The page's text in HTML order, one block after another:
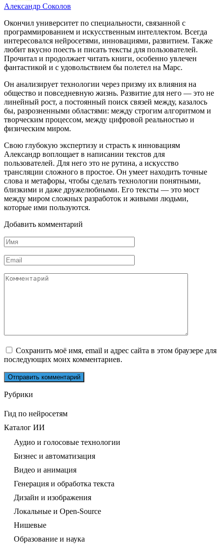
Александр Соколов
Окончил университет по специальности, связанной с
программированием и искусственным интеллектом. Всегда
интересовался нейросетями, инновациями, развитием. Также
любит вкусно поесть и писать тексты для пользователей.
Прочитал и продолжает читать книги, особенно увлечен
фантастикой и с удовольствием бы полетел на Марс.
Он анализирует технологии через призму их влияния на
общество и повседневную жизнь. Развитие для него — это не
линейный рост, а постоянный поиск связей между, казалось
бы, разрозненными областями: между строгим алгоритмом и
творческим процессом, между цифровой реальностью и
физическим миром.
Свою глубокую экспертизу и страсть к инновациям
Александр воплощает в написании текстов для
пользователей. Для него это не рутина, а искусство
трансляции сложного в простое. Он умеет находить точные
слова и метафоры, чтобы сделать технологии понятными,
близкими и даже дружелюбными. Его тексты — это мост
между миром сложных разработок и живыми людьми,
которые ими пользуются.
Добавить комментарий
Имя
*
Email
*
Комментарий
Сохранить моё имя, email и адрес сайта в этом браузере для
последующих моих комментариев.
Рубрики
Гид по нейросетям
Каталог ИИ
Аудио и голосовые технологии
Бизнес и автоматизация
Видео и анимация
Генерация и обработка текста
Дизайн и изображения
Локальные и Open-Source
Нишевые
Образование и наука